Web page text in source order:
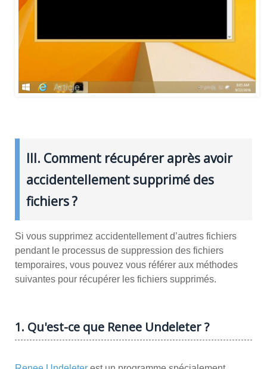
III. Comment récupérer après avoir
accidentellement supprimé des
fichiers ?
Si vous supprimez accidentellement d’autres fichiers
pendant le processus de suppression des fichiers
temporaires, vous pouvez vous référer aux méthodes
suivantes pour récupérer les fichiers supprimés.
1. Qu'est-ce que Renee Undeleter ?